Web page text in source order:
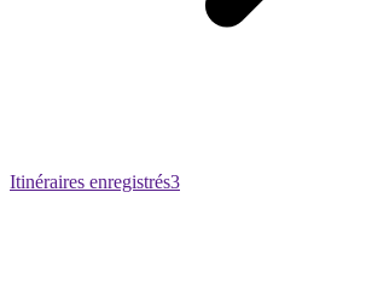
Itinéraires enregistrés3